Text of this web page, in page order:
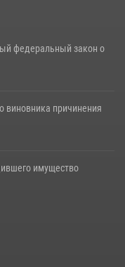
федеральный закон о
виновника причинения
имущество